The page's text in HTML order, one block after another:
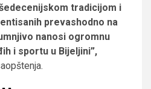
tradicijom i
prevashodno na
nanosi ogromnu
i sportu u Bijeljini”,